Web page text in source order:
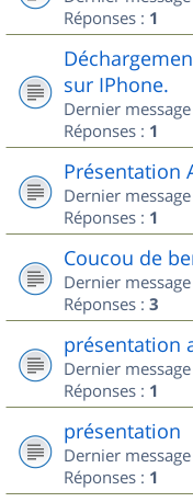
Réponses : 1
sur IPhone.
Dernier
Réponses : 1
Présentation
Dernier
Réponses : 1
Coucou de
Dernier
Réponses : 3
présentation
Dernier
Réponses : 1
présentation
Dernier
Réponses : 1